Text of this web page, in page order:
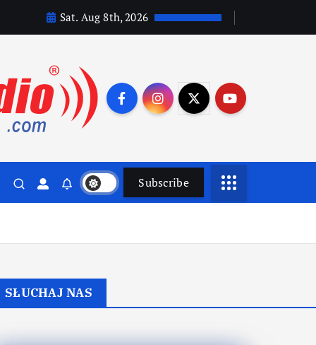
Sat. Aug 8th, 2026
Subscribe
SŁUCHAJ NAS